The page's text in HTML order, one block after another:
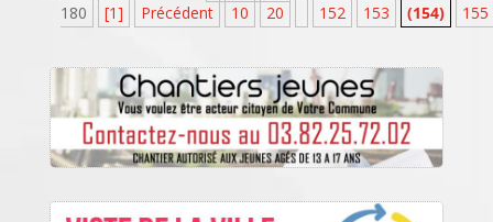
180
[1] Précédent 10 20 152 153 (154) 155